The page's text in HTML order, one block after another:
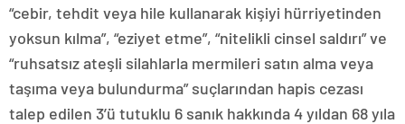
“cebir, tehdit veya hile kullanarak kişiyi hürriyetinden
yoksun kılma”, “eziyet etme”, “nitelikli cinsel saldırı” ve
“ruhsatsız ateşli silahlarla mermileri satın alma veya
taşıma veya bulundurma” suçlarından hapis cezası
talep edilen 3’ü tutuklu 6 sanık hakkında 4 yıldan 68 yıla